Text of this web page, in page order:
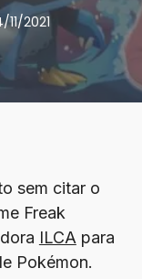
11/2021
sem citar o
Freak
ILCA para
Pokémon.